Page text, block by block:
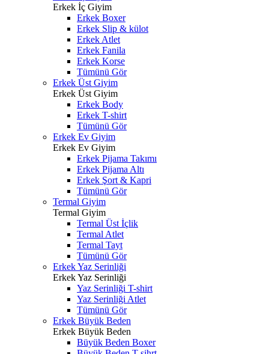
Erkek İç Giyim
Erkek Boxer
Erkek Slip & külot
Erkek Atlet
Erkek Fanila
Erkek Korse
Tümünü Gör
Erkek Üst Giyim
Erkek Üst Giyim
Erkek Body
Erkek T-shirt
Tümünü Gör
Erkek Ev Giyim
Erkek Ev Giyim
Erkek Pijama Takımı
Erkek Pijama Altı
Erkek Şort & Kapri
Tümünü Gör
Termal Giyim
Termal Giyim
Termal Üst İçlik
Termal Atlet
Termal Tayt
Tümünü Gör
Erkek Yaz Serinliği
Erkek Yaz Serinliği
Yaz Serinliği T-shirt
Yaz Serinliği Atlet
Tümünü Gör
Erkek Büyük Beden
Erkek Büyük Beden
Büyük Beden Boxer